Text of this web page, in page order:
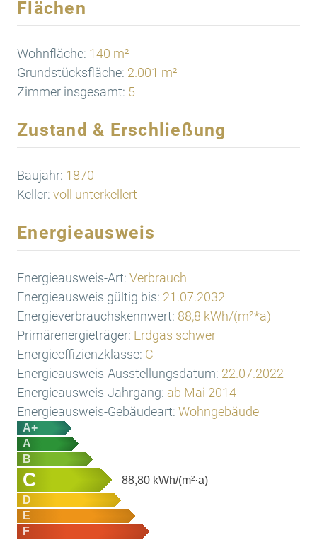
Flächen
Wohnfläche: 140 m²
Grundstücksfläche: 2.001 m²
Zimmer insgesamt: 5
Zustand & Erschließung
Baujahr: 1870
Keller: voll unterkellert
Energieausweis
Energieausweis-Art: Verbrauch
Energieausweis gültig bis: 21.07.2032
Energieverbrauchskennwert: 88,8 kWh/(m²*a)
Primärenergieträger: Erdgas schwer
Energieeffizienzklasse: C
Energieausweis-Ausstellungsdatum: 22.07.2022
Energieausweis-Jahrgang: ab Mai 2014
Energieausweis-Gebäudeart: Wohngebäude
A+
A
B
C 88,80 kWh/(m²·a)
D
E
F